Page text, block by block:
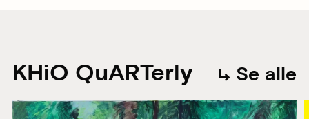
KHiO QuARTerly Se alle